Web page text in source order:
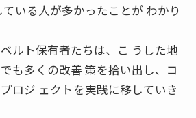
いる人が多かったことが わかり
ルト保有者たちは、こ うした地
も多くの改善 策を拾い出し、コ
ロジ ェクトを実践に移していき